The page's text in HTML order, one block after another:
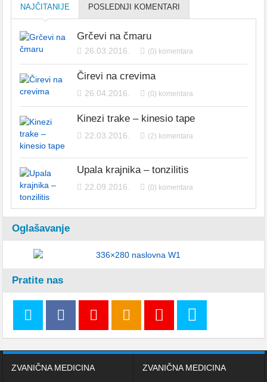
NAJČITANIJE POSLEDNJI KOMENTARI
Grčevi na čmaru
26.03.2016. (0) komentara
Čirevi na crevima
26.04.2016. (0) komentara
Kinezi trake – kinesio tape
22.03.2016. (2) komentara
Upala krajnika – tonzilitis
22.09.2016. (0) komentara
Oglašavanje
Pratite nas
ZVANIČNA MEDICINA ZVANIČNA MEDICINA